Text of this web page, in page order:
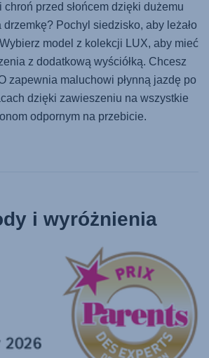
przed słońcem dzięki dużemu
Pochyl siedzisko, aby leżało
model z kolekcji LUX, aby mieć
z dodatkową wyściółką. Chcesz
zapewnia maluchowi płynną jazdę po
dzięki zawieszeniu na wszystkie
odpornym na przebicie.
i wyróżnienia